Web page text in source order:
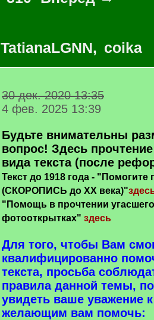
TatianaLGNN, coika
30 дек. 2020 13:35
4 фев. 2025 13:39
Будьте внимательны
вопрос! Здесь
вида текста (после
Текст до 1918 года - "Помогите
(СКОРОПИСЬ до ХХ века)"
"Помощь в прочтении
фотооткрытках" здесь
Для того, чтобы Вам
квалифицированно
текста, просьба
правила данной темы,
увидеть ваше уважение
желающим вам помочь: